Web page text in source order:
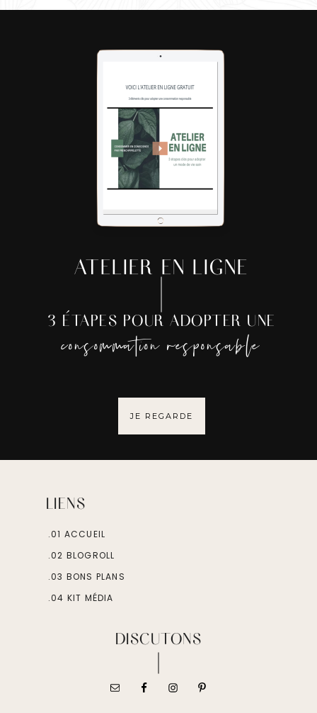
ATELIER EN LIGNE
3 ÉTAPES POUR ADOPTER UNE
consommation responsable
JE REGARDE
LIENS
.01 ACCUEIL
.02 BLOGROLL
.03 BONS PLANS
.04 KIT MÉDIA
DISCUTONS